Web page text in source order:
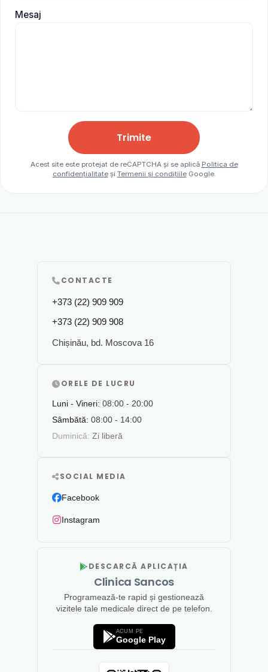
Mesaj
Trimite
Acest site este protejat de reCAPTCHA și se aplică Politica de
confidențialitateși Termenii și condițiileGoogle.
CONTACTE
+373 (22) 909 909
+373 (22) 909 908
Chișinău, bd. Moscova 16
ORELE DE LUCRU
Luni - Vineri: 08:00 - 20:00
Sâmbătă: 08:00 - 14:00
Duminică: Zi liberă
SOCIAL MEDIA
Facebook
Instagram
DESCARCĂ APLICAȚIA
Clinica Sancos
Programează-te rapid și gestionează
vizitele tale medicale direct de pe telefon.
ACUM PE
Google Play